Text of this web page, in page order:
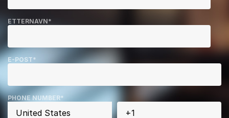
ETTERNAVN*
E-POST*
PHONE NUMBER*